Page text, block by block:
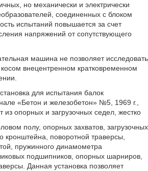
но механически и электрически
соединенных с блоком
испытаний повышается за счет
напряжений от сопутствующего
машина не позволяет исследовать
внецентренном кратковременном
для испытания балок
«Бетон и железобетон» №5, 1969 г.,
из опорных и загрузочных седел, жестко
полу, опорных захватов, загрузочных
кронштейна, поворотной траверсы,
пружинного динамометра
подшипников, опорных шарниров,
Данная установка позволяет